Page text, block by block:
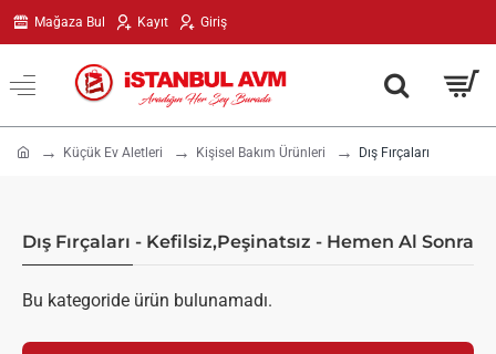
Mağaza Bul Kayıt Giriş
Küçük Ev Aletleri Kişisel Bakım Ürünleri Dış Fırçaları
Dış Fırçaları - Kefilsiz,Peşinatsız - Hemen Al Sonra
Bu kategoride ürün bulunamadı.